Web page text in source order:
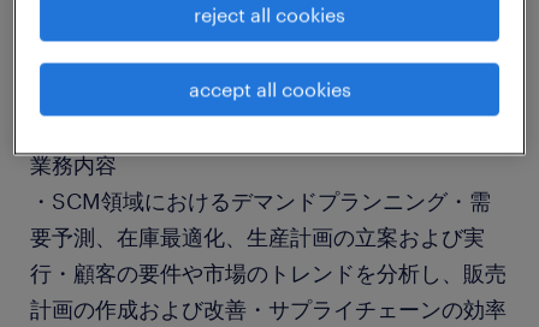
職種
供給予測、需要予測
業務内容
・SCM領域におけるデマンドプランニング・需
要予測、在庫最適化、生産計画の立案および実
行・顧客の要件や市場のトレンドを分析し、販売
計画の作成および改善・サプライチェーンの効率
reject all cookies
accept all cookies